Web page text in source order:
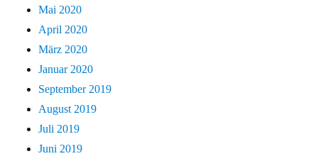
Mai 2020
April 2020
März 2020
Januar 2020
September 2019
August 2019
Juli 2019
Juni 2019